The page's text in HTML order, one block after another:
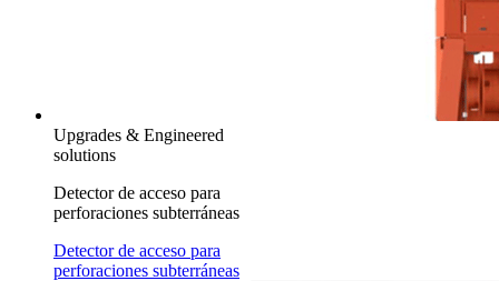
Upgrades & Engineered
solutions
Detector de acceso para
perforaciones subterráneas
Detector de acceso para
perforaciones subterráneas